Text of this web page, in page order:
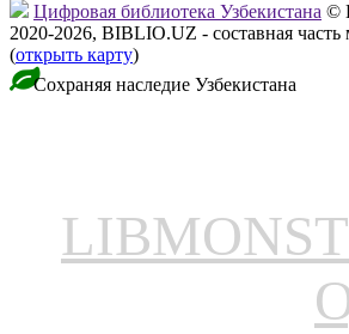
Цифровая библиотека Узбекистана ©
2020-2026, BIBLIO.UZ - составная
(открыть карту)
Сохраняя наследие Узбекистана